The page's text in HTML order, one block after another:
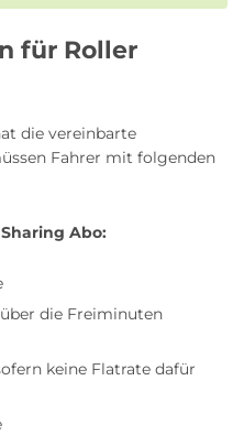
für Roller
die vereinbarte
Fahrer mit folgenden
Abo:
die Freiminuten
keine Flatrate dafür